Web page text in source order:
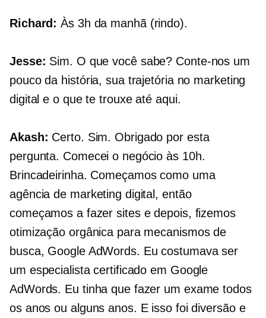
Richard: Às 3h da manhã (rindo).
Jesse: Sim. O que você sabe? Conte-nos um
pouco da história, sua trajetória no marketing
digital e o que te trouxe até aqui.
Akash: Certo. Sim. Obrigado por esta
pergunta. Comecei o negócio às 10h.
Brincadeirinha. Começamos como uma
agência de marketing digital, então
começamos a fazer sites e depois, fizemos
otimização orgânica para mecanismos de
busca, Google AdWords. Eu costumava ser
um especialista certificado em Google
AdWords. Eu tinha que fazer um exame todos
os anos ou alguns anos. E isso foi diversão e